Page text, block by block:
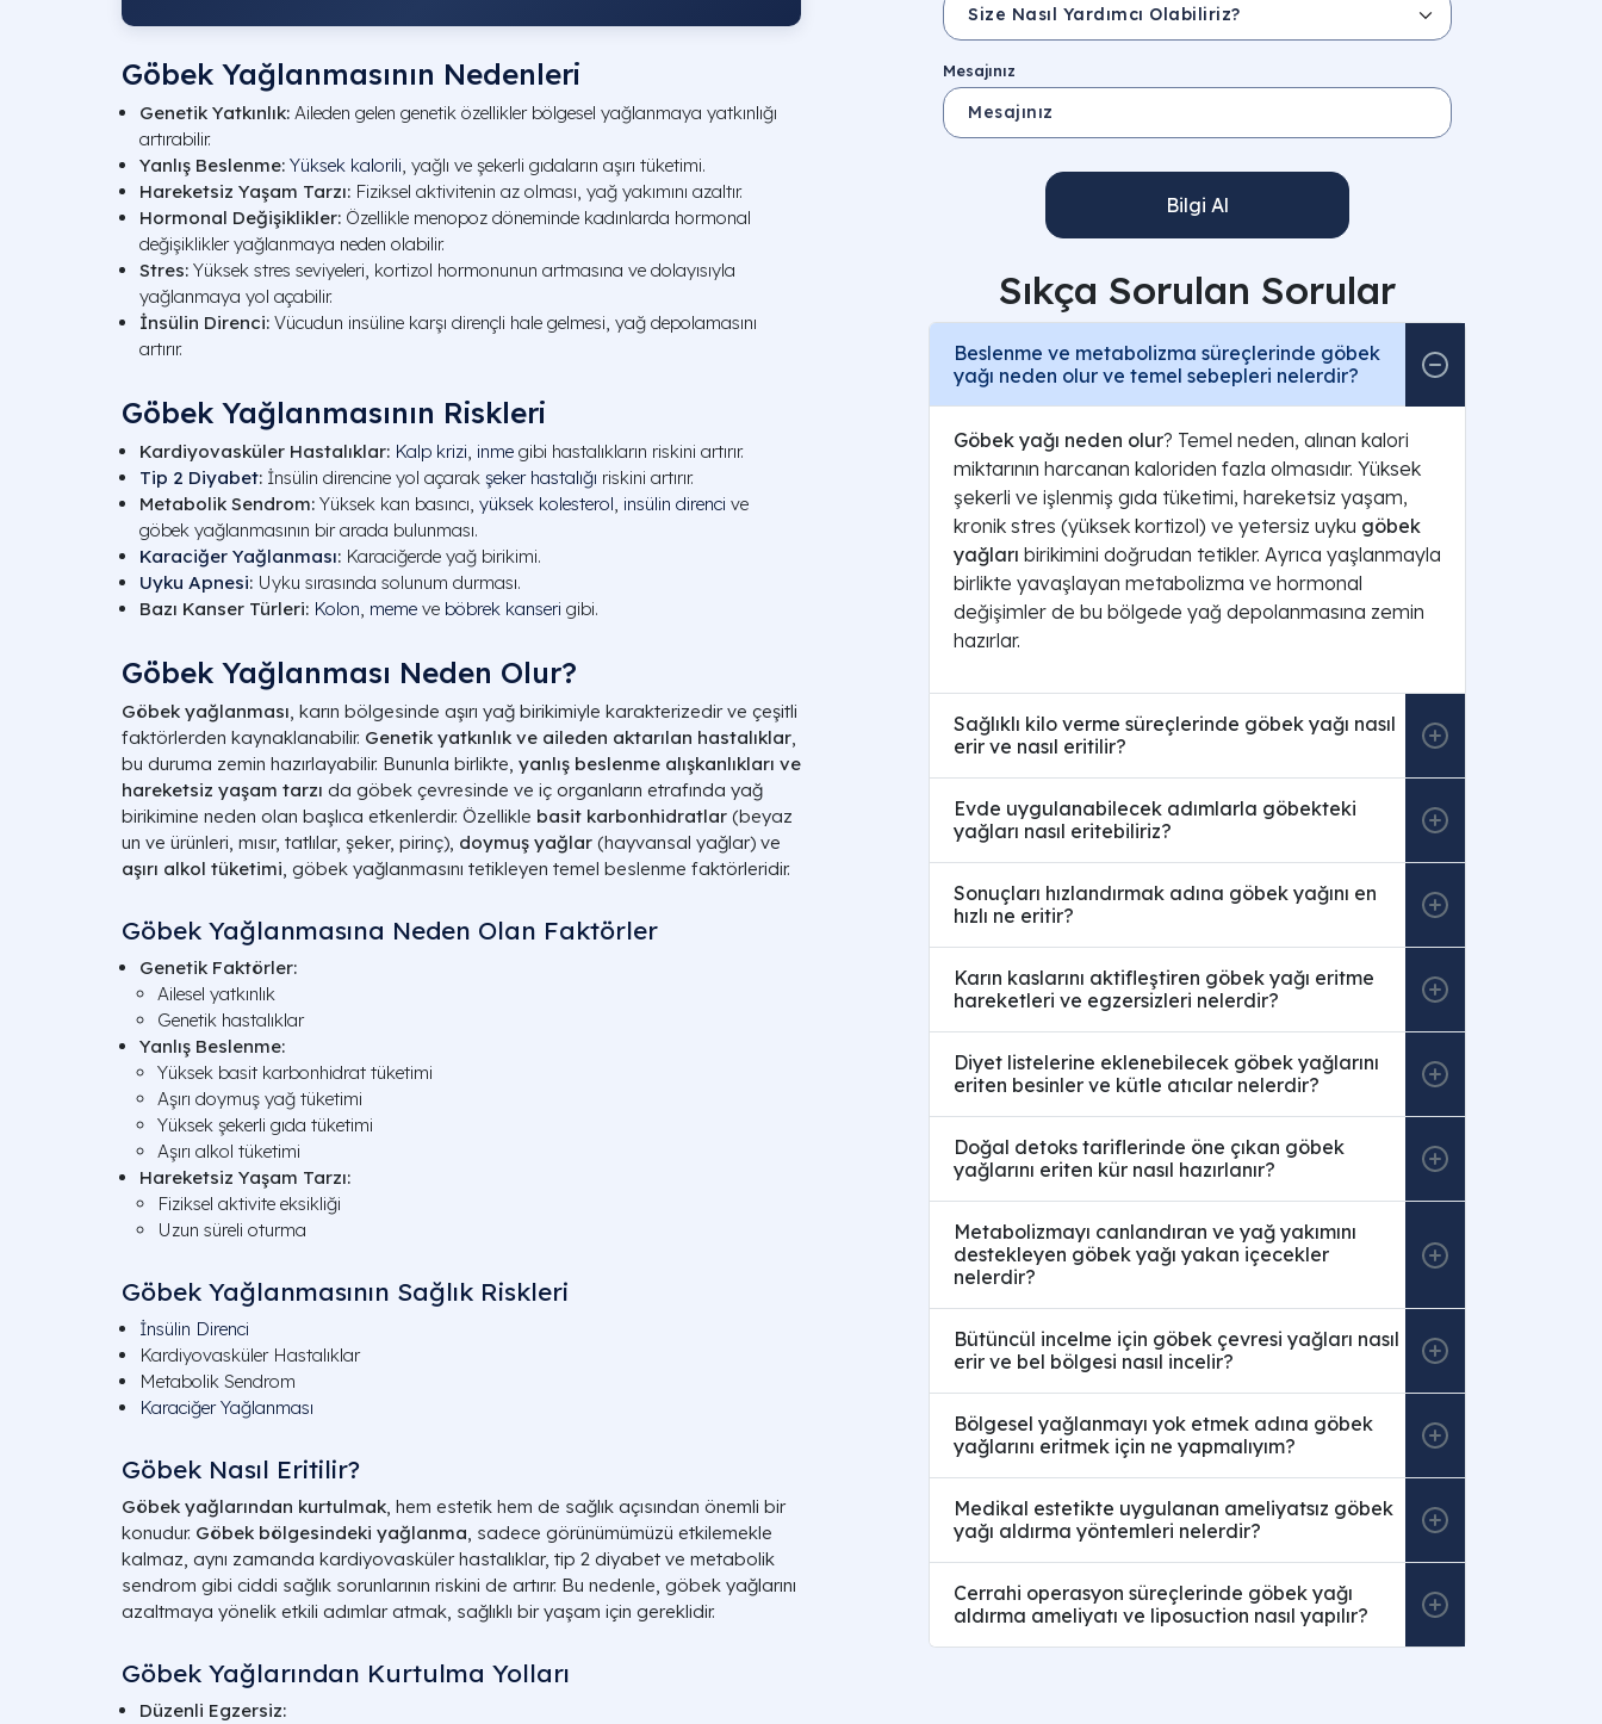
Göbek Yağlanmasının Nedenleri
Genetik Yatkınlık: Aileden gelen genetik özellikler bölgesel yağlanmaya yatkınlığı
artırabilir.
Yanlış Beslenme: Yüksek kalorili, yağlı ve şekerli gıdaların aşırı tüketimi.
Hareketsiz Yaşam Tarzı: Fiziksel aktivitenin az olması, yağ yakımını azaltır.
Hormonal Değişiklikler: Özellikle menopoz döneminde kadınlarda hormonal
değişiklikler yağlanmaya neden olabilir.
Stres: Yüksek stres seviyeleri, kortizol hormonunun artmasına ve dolayısıyla
yağlanmaya yol açabilir.
İnsülin Direnci: Vücudun insüline karşı dirençli hale gelmesi, yağ depolamasını
artırır.
Göbek Yağlanmasının Riskleri
Kardiyovasküler Hastalıklar: Kalp krizi, inme gibi hastalıkların riskini artırır.
Tip 2 Diyabet: İnsülin direncine yol açarak şeker hastalığı riskini artırır.
Metabolik Sendrom: Yüksek kan basıncı, yüksek kolesterol, insülin direnci ve
göbek yağlanmasının bir arada bulunması.
Karaciğer Yağlanması: Karaciğerde yağ birikimi.
Uyku Apnesi: Uyku sırasında solunum durması.
Bazı Kanser Türleri: Kolon, meme ve böbrek kanseri gibi.
Göbek Yağlanması Neden Olur?
Göbek yağlanması, karın bölgesinde aşırı yağ birikimiyle karakterizedir ve çeşitli
faktörlerden kaynaklanabilir. Genetik yatkınlık ve aileden aktarılan hastalıklar,
bu duruma zemin hazırlayabilir. Bununla birlikte, yanlış beslenme alışkanlıkları ve
hareketsiz yaşam tarzı da göbek çevresinde ve iç organların etrafında yağ
birikimine neden olan başlıca etkenlerdir. Özellikle basit karbonhidratlar (beyaz
un ve ürünleri, mısır, tatlılar, şeker, pirinç), doymuş yağlar (hayvansal yağlar) ve
aşırı alkol tüketimi, göbek yağlanmasını tetikleyen temel beslenme faktörleridir.
Göbek Yağlanmasına Neden Olan Faktörler
Genetik Faktörler:
Ailesel yatkınlık
Genetik hastalıklar
Yanlış Beslenme:
Yüksek basit karbonhidrat tüketimi
Aşırı doymuş yağ tüketimi
Yüksek şekerli gıda tüketimi
Aşırı alkol tüketimi
Hareketsiz Yaşam Tarzı:
Fiziksel aktivite eksikliği
Uzun süreli oturma
Göbek Yağlanmasının Sağlık Riskleri
İnsülin Direnci
Kardiyovasküler Hastalıklar
Metabolik Sendrom
Karaciğer Yağlanması
Göbek Nasıl Eritilir?
Göbek yağlarından kurtulmak, hem estetik hem de sağlık açısından önemli bir
konudur. Göbek bölgesindeki yağlanma, sadece görünümümüzü etkilemekle
kalmaz, aynı zamanda kardiyovasküler hastalıklar, tip 2 diyabet ve metabolik
sendrom gibi ciddi sağlık sorunlarının riskini de artırır. Bu nedenle, göbek yağlarını
azaltmaya yönelik etkili adımlar atmak, sağlıklı bir yaşam için gereklidir.
Göbek Yağlarından Kurtulma Yolları
Düzenli Egzersiz:
Mesajınız
Bilgi Al
Sıkça Sorulan Sorular
Beslenme ve metabolizma süreçlerinde göbek
yağı neden olur ve temel sebepleri nelerdir?
Göbek yağı neden olur? Temel neden, alınan kalori
miktarının harcanan kaloriden fazla olmasıdır. Yüksek
şekerli ve işlenmiş gıda tüketimi, hareketsiz yaşam,
kronik stres (yüksek kortizol) ve yetersiz uyku göbek
yağları birikimini doğrudan tetikler. Ayrıca yaşlanmayla
birlikte yavaşlayan metabolizma ve hormonal
değişimler de bu bölgede yağ depolanmasına zemin
hazırlar.
Sağlıklı kilo verme süreçlerinde göbek yağı nasıl
erir ve nasıl eritilir?
Evde uygulanabilecek adımlarla göbekteki
yağları nasıl eritebiliriz?
Sonuçları hızlandırmak adına göbek yağını en
hızlı ne eritir?
Karın kaslarını aktifleştiren göbek yağı eritme
hareketleri ve egzersizleri nelerdir?
Diyet listelerine eklenebilecek göbek yağlarını
eriten besinler ve kütle atıcılar nelerdir?
Doğal detoks tariflerinde öne çıkan göbek
yağlarını eriten kür nasıl hazırlanır?
Metabolizmayı canlandıran ve yağ yakımını
destekleyen göbek yağı yakan içecekler
nelerdir?
Bütüncül incelme için göbek çevresi yağları nasıl
erir ve bel bölgesi nasıl incelir?
Bölgesel yağlanmayı yok etmek adına göbek
yağlarını eritmek için ne yapmalıyım?
Medikal estetikte uygulanan ameliyatsız göbek
yağı aldırma yöntemleri nelerdir?
Cerrahi operasyon süreçlerinde göbek yağı
aldırma ameliyatı ve liposuction nasıl yapılır?